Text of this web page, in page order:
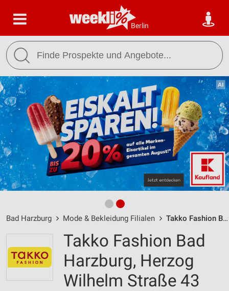
Berlin
Bad Harzburg Mode & Bekleidung Filialen Takko Fashion Bad Harzburg / Herzog Wilhelm Straße 43 - Öffnungszeiten & Adresse
Takko Fashion Bad
Harzburg, Herzog
Wilhelm Straße 43